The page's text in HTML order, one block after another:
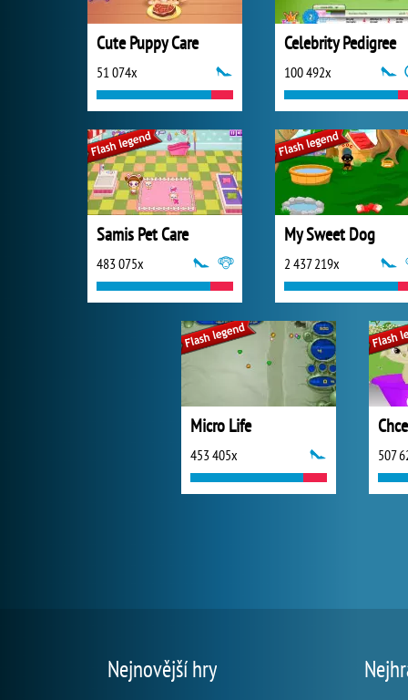
Cute Puppy Care
51 074x
Celebrity Pedigree
100 492x
Samis Pet Care
483 075x
My Sweet Dog
2 437 219x
Micro Life
453 405x 507
Nejnovější hry